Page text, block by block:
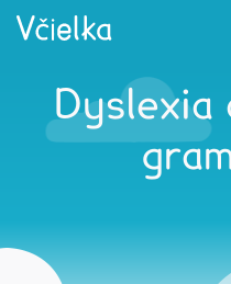
Dyslexia